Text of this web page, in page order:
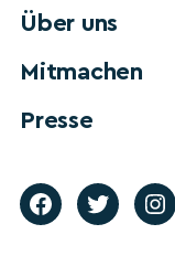
Über uns
Mitmachen
Presse